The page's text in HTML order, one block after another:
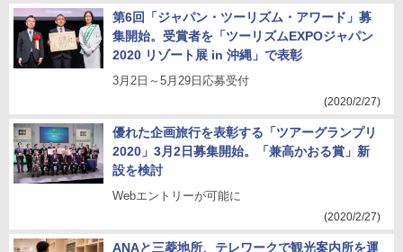
第6回「ジャパン・ツーリズム・アワード」募
集開始。受賞者を「ツーリズムEXPOジャパン
2020 リゾート展 in 沖縄」で表彰
3月2日～5月29日応募受付
(2020/2/27)
優れた企画旅行を表彰する「ツアーグランプリ
2020」3月2日募集開始。「兼高かおる賞」新
設を検討
Webエントリーが可能に
(2020/2/27)
ANAと三菱地所、テレワークで観光案内所を運